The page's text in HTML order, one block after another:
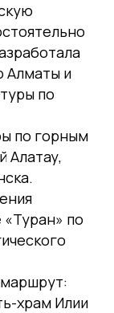
Алматы и
по
по горным
Алатау,
по
маршрут:
храм Илии